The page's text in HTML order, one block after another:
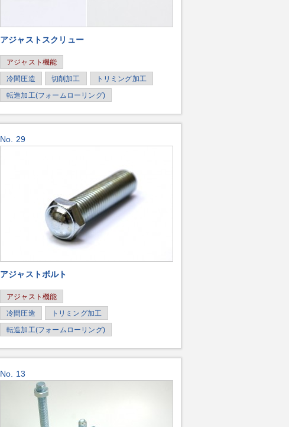
アジャストスクリュー
アジャスト機能
冷間圧造
切削加工
トリミング加工
転造加工(フォームローリング)
No. 29
アジャストボルト
アジャスト機能
冷間圧造
トリミング加工
転造加工(フォームローリング)
No. 13